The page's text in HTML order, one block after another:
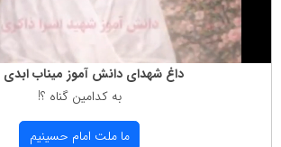
داغ شهدای دانش آموز میناب
به كدامین گناه ؟!
ما ملت امام حسینیم